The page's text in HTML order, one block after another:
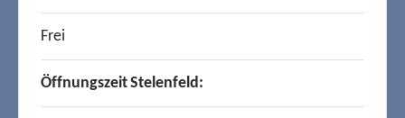
Frei
Öffnungszeit Stelenfeld: